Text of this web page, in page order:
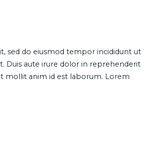
sed do eiusmod tempor incididunt ut
Duis aute irure dolor in reprehenderit
mollit anim id est laborum. Lorem